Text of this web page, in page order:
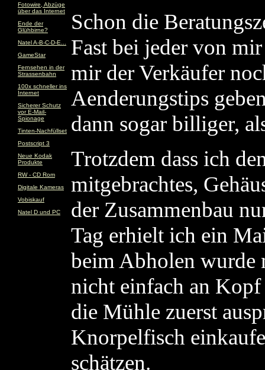
Fotowire, Abzüge
über das Internet
Ende der
Glühbirne?
Natel A-B-C-D-E...
GameStar
Fernsehen in der
Strassenbahn
100x schneller ins
Internet
Sicherer Schutz
vor E-Mail-
Spionage
Tinten-Nachfüllset
Postscript 3
Neue Kodak
Produkte
RW - CD Rom
Digitale Kameras
Vobiskauf
Natel D und PC
Schon die
Fast bei jeder von
mir der Verkäufer
Aenderungstips
dann sogar billiger,
Trotzdem dass ich
mitgebrachtes,
der Zusammenbau
Tag erhielt ich ein
beim Abholen wurde
nicht einfach an
die Mühle zuerst
Knorpelfisch
schätzen.